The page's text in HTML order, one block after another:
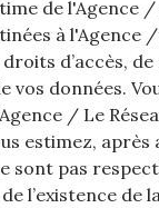
de l'Agence /
à l'Agence
d’accès,
vos données.
/ Le
estimez,
pas
l’existence de